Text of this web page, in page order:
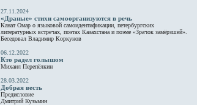
27.11.2024
«Драные» стихи самоорганизуются в речь
Канат Омар о языковой самоидентификации, петербургских
литературных встречах, поэтах Казахстана и поэме «Зрачок замёрзшей».
Беседовал Владимир Коркунов
06.12.2022
Кто радел голышом
Михаил Перепёлкин
28.03.2022
Добрая весть
Предисловие
Дмитрий Кузьмин